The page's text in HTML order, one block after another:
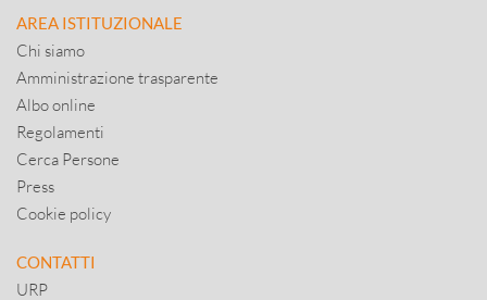
AREA ISTITUZIONALE
Chi siamo
Amministrazione trasparente
Albo online
Regolamenti
Cerca Persone
Press
Cookie policy
CONTATTI
URP